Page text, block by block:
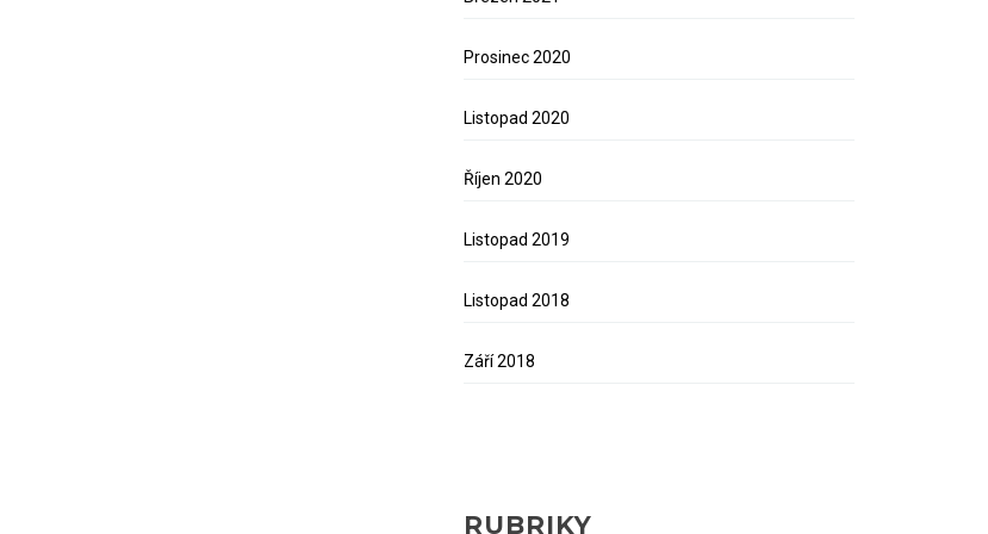
Prosinec 2020
Listopad 2020
Říjen 2020
Listopad 2019
Listopad 2018
Září 2018
RUBRIKY